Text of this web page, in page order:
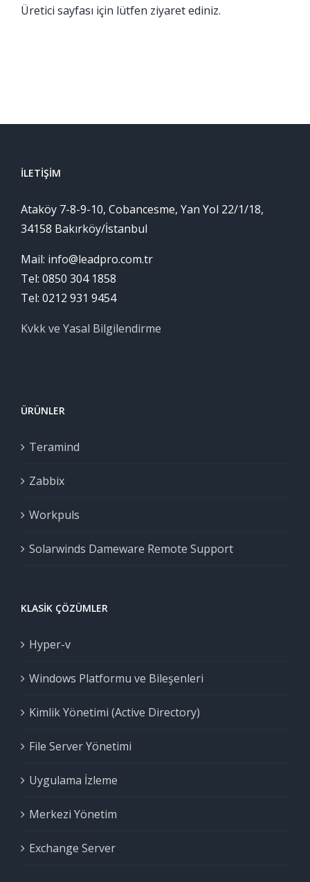
Üretici sayfası için lütfen ziyaret ediniz.
İLETIŞIM
Ataköy 7-8-9-10, Cobancesme, Yan Yol 22/1/18,
34158 Bakırköy/İstanbul
Mail: info@leadpro.com.tr
Tel: 0850 304 1858
Tel: 0212 931 9454
Kvkk ve Yasal Bilgilendirme
ÜRÜNLER
Teramind
Zabbix
Workpuls
Solarwinds Dameware Remote Support
KLASIK ÇÖZÜMLER
Hyper-v
Windows Platformu ve Bileşenleri
Kimlik Yönetimi (Active Directory)
File Server Yönetimi
Uygulama İzleme
Merkezi Yönetim
Exchange Server